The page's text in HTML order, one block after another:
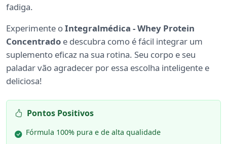
fadiga.
Experimente oIntegralmédica - Whey Protein
Concentrado e descubra como é fácil integrar um
suplemento eficaz na sua rotina. Seu corpo e seu
paladar vão agradecer por essa escolha inteligente e
deliciosa!
Pontos Positivos
Fórmula 100% pura e de alta qualidade